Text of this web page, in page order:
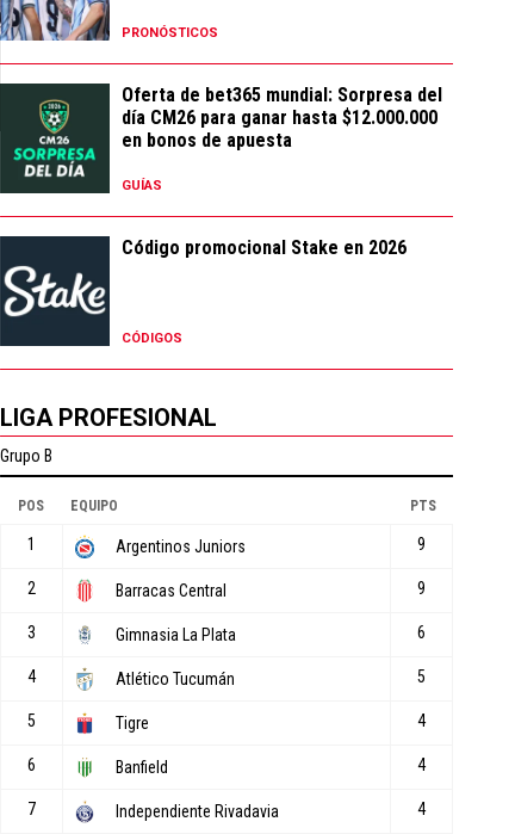
PRONÓSTICOS
Oferta de bet365 mundial: Sorpresa del
día CM26 para ganar hasta $12.000.000
en bonos de apuesta
GUÍAS
Código promocional Stake en 2026
CÓDIGOS
LIGA PROFESIONAL